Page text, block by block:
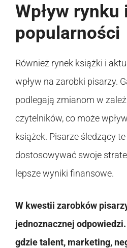
Wpływ rynku
popularności
Również rynek książki i
wpływ na zarobki pisarzy.
podlegają zmianom w
czytelników, co może
książek. Pisarze śledzący
dostosowywać swoje
lepsze wyniki finansowe.
W kwestii zarobków
jednoznacznej odpowiedzi.
gdzie talent, marketing,